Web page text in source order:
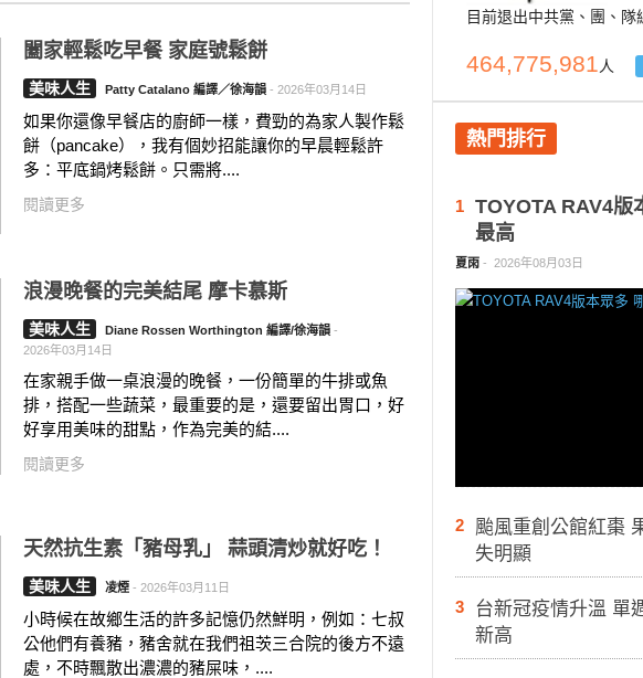
闔家輕鬆吃早餐 家庭號鬆餅
美味人生 Patty Catalano 編譯／徐海韻 - 2026年03月14日
如果你還像早餐店的廚師一樣，費勁的為家人製作鬆
餅（pancake），我有個妙招能讓你的早晨輕鬆許
多：平底鍋烤鬆餅。只需將....
閱讀更多
浪漫晚餐的完美結尾 摩卡慕斯
美味人生 Diane Rossen Worthington 編譯/徐海韻 -
2026年03月14日
在家親手做一桌浪漫的晚餐，一份簡單的牛排或魚
排，搭配一些蔬菜，最重要的是，還要留出胃口，好
好享用美味的甜點，作為完美的結....
閱讀更多
天然抗生素「豬母乳」 蒜頭清炒就好吃！
美味人生 凌煙 - 2026年03月11日
小時候在故鄉生活的許多記憶仍然鮮明，例如：七叔
公他們有養豬，豬舍就在我們祖茨三合院的後方不遠
處，不時飄散出濃濃的豬屎味，....
目前退出中共黨、團、隊
464,775,981人
熱門排行
1
TOYOTA RAV4版
最高
夏雨 - 2026年08月03日
2
颱風重創公館紅棗
失明顯
3
台新冠疫情升溫 單
新高